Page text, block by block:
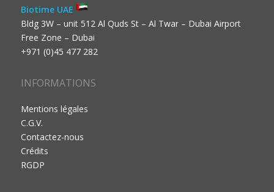
Biotime UAE
Bldg 3W – unit 512 Al Quds St – Al Twar – Dubai Airport
Free Zone – Dubai
+971 (0)45 477 282
INFORMATIONS
Mentions légales
C.G.V.
Contactez-nous
Crédits
RGDP